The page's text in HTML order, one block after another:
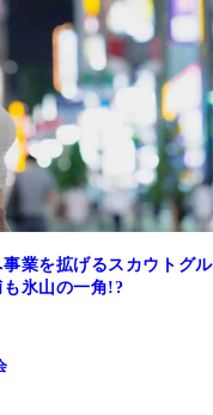
業を拡げるスカウトグル
氷山の一角!?